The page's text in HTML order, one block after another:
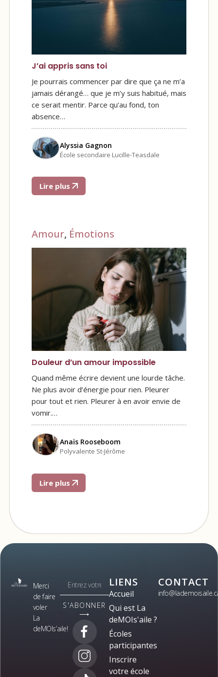
J’ai appris sans toi
Je pourrais commencer par dire que ça ne m’a
jamais dérangé… que je m’y suis habitué, mais
ce serait mentir. Parce qu’au fond, ton
absence…
Alyssia Gagnon
École secondaire Lucille-Teasdale
Lire plus
Amour, Émotions
Douleur d’un amour impossible
Quand même écrire devient une lourde tâche.
Ne plus avoir d’énergie pour rien. Pleurer
pour tout et rien. Pleurer à en avoir envie de
vomir.…
Anaïs Rooseboom
Polyvalente St-Jérôme
Lire plus
Merci
de faire
voler
La
deMOIs’aile!
S'ABONNER
⟶
LIENS
Accueil
Qui est La
deMOIs'aile ?
Écoles
participantes
Inscrire
votre école
CONTACT